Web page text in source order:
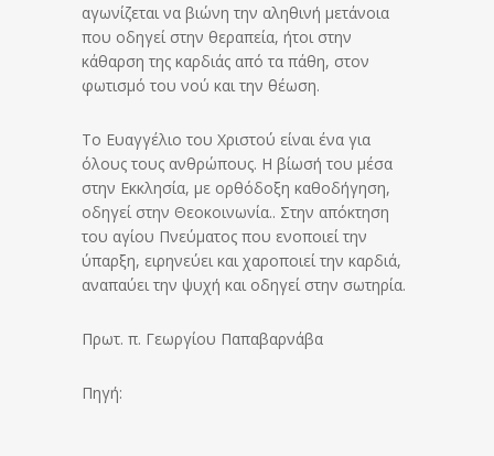
αγωνίζεται να βιώνη την αληθινή μετάνοια
που οδηγεί στην θεραπεία, ήτοι στην
κάθαρση της καρδιάς από τα πάθη, στον
φωτισμό του νού και την θέωση.
Το Ευαγγέλιο του Χριστού είναι ένα για
όλους τους ανθρώπους. Η βίωσή του μέσα
στην Εκκλησία, με ορθόδοξη καθοδήγηση,
οδηγεί στην Θεοκοινωνία.. Στην απόκτηση
του αγίου Πνεύματος που ενοποιεί την
ύπαρξη, ειρηνεύει και χαροποιεί την καρδιά,
αναπαύει την ψυχή και οδηγεί στην σωτηρία.
Πρωτ. π. Γεωργίου Παπαβαρνάβα
Πηγή: